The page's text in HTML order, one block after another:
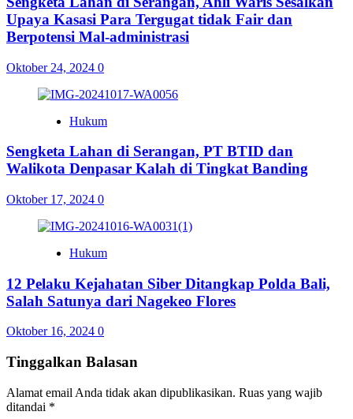
Upaya Kasasi Para Tergugat tidak Fair dan
Berpotensi Mal-administrasi
Oktober 24, 2024 0
Hukum
Sengketa Lahan di Serangan, PT BTID dan
Walikota Denpasar Kalah di Tingkat Banding
Oktober 17, 2024 0
Hukum
12 Pelaku Kejahatan Siber Ditangkap Polda Bali,
Salah Satunya dari Nagekeo Flores
Oktober 16, 2024 0
Tinggalkan Balasan
Alamat email Anda tidak akan dipublikasikan. Ruas yang wajib
ditandai *